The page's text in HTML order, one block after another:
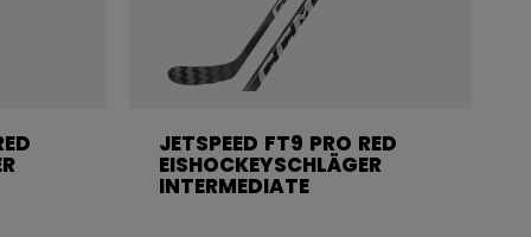
JETSPEED FT9 PRO RED
EISHOCKEYSCHLÄGER
INTERMEDIATE